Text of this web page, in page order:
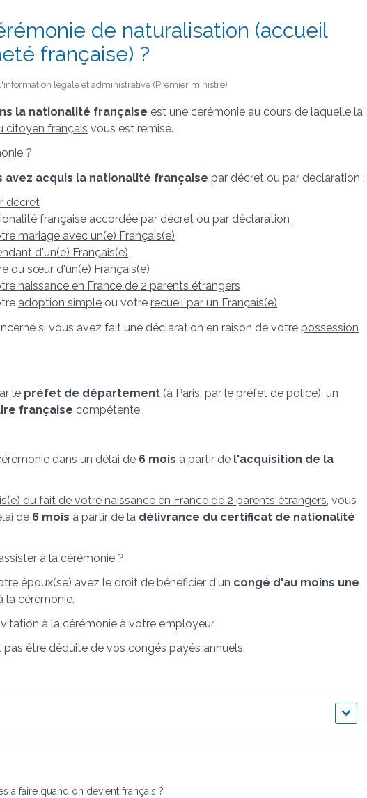
de naturalisation (accueil
française) ?
légale et administrative (Premier ministre)
la nationalité française est une cérémonie au cours de laquelle la
citoyen français vous est remise.
?
avez acquis la nationalité française par décret ou par déclaration :
décret
française accordée par décret ou par déclaration
mariage avec un(e) Français(e)
d'un(e) Français(e)
ou sœur d'un(e) Français(e)
naissance en France de 2 parents étrangers
adoption simple ou votre recueil par un Français(e)
si vous avez fait une déclaration en raison de votre possession
le préfet de département (à Paris, par le préfet de police), un
française compétente.
dans un délai de 6 mois à partir de l'acquisition de la
du fait de votre naissance en France de 2 parents étrangers , vous
de 6 mois à partir de la délivrance du certificat de nationalité
à la cérémonie ?
époux(se) avez le droit de bénéficier d'un congé d'au moins une
la cérémonie.
à la cérémonie à votre employeur.
être déduite de vos congés payés annuels.
à faire quand on devient français ?